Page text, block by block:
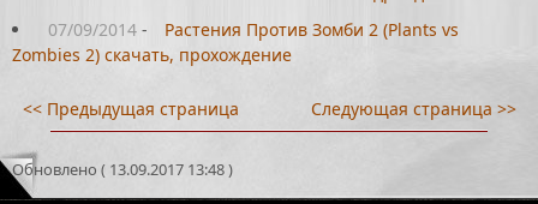
07/09/2014 -
Растения Против Зомби 2 (Plants vs
Zombies 2) скачать, прохождение
<< Предыдущая страница Следующая страница >>
Обновлено ( 13.09.2017 13:48 )